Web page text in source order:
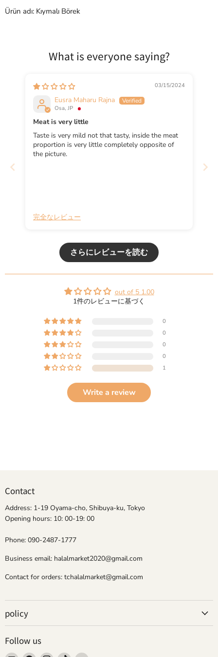
Ürün adı: Kıymalı Börek
What is everyone saying?
03/15/2024
Eusra Maharu Rajna
Osa, JP
Meat is very little
Taste is very mild not that tasty, inside the meat
proportion is very little completely opposite of
the picture.
完全なレビュー
さらにレビューを読む
out of 5 1.00
1件のレビューに基づく
0
0
0
0
1
Write a review
Contact
Address: 1-19 Oyama-cho, Shibuya-ku, Tokyo
Opening hours: 10: 00-19: 00
Phone: 090-2487-1777
Business email: halalmarket2020@gmail.com
Contact for orders: tchalalmarket@gmail.com
policy
Follow us